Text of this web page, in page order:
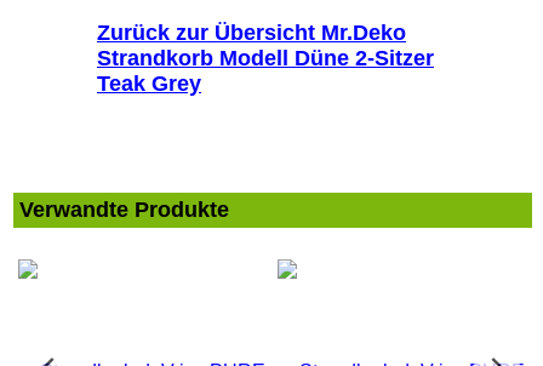
Zurück zur Übersicht Mr.Deko
Strandkorb Modell Düne 2-Sitzer
Teak Grey
Verwandte Produkte